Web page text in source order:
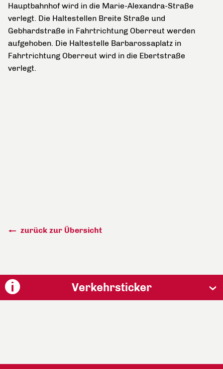
Hauptbahnhof wird in die Marie-Alexandra-Straße
verlegt. Die Haltestellen Breite Straße und
Gebhardstraße in Fahrtrichtung Oberreut werden
aufgehoben. Die Haltestelle Barbarossaplatz in
Fahrtrichtung Oberreut wird in die Ebertstraße
verlegt.
zurück zur Übersicht
Verkehrsticker